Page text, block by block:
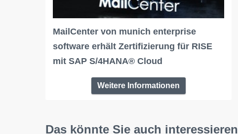
MailCenter von munich enterprise
software erhält Zertifizierung für RISE
mit SAP S/4HANA® Cloud
Weitere Informationen
Das könnte Sie auch interessieren